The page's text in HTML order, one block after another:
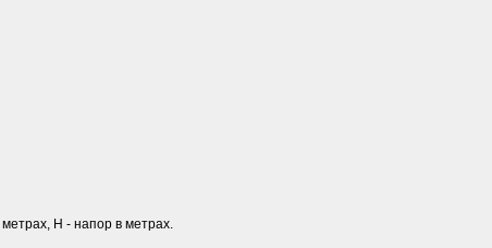
H - напор в метрах.